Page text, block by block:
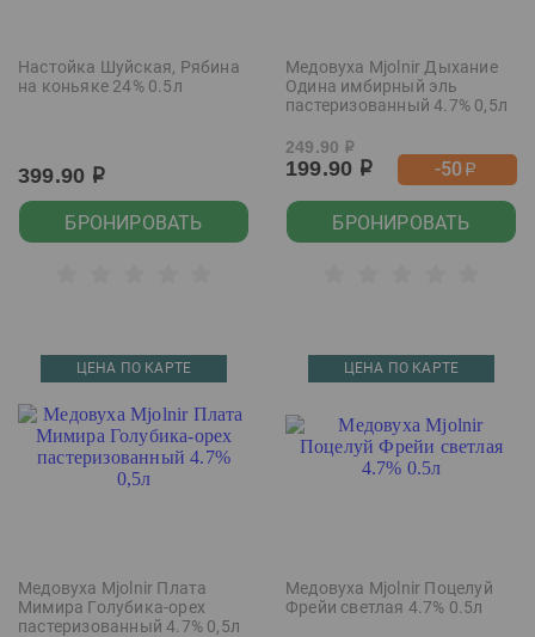
Настойка Шуйская, Рябина
на коньяке 24% 0.5л
399.90 р
БРОНИРОВАТЬ
Медовуха Mjolnir Дыхание
Одина имбирный эль
пастеризованный 4.7% 0,5л
249.90 р
199.90 р -50р
БРОНИРОВАТЬ
ЦЕНА ПО КАРТЕ
Медовуха Mjolnir Плата
Мимира Голубика-орех
пастеризованный 4.7% 0,5л
ЦЕНА ПО КАРТЕ
Медовуха Mjolnir Поцелуй
Фрейи светлая 4.7% 0.5л